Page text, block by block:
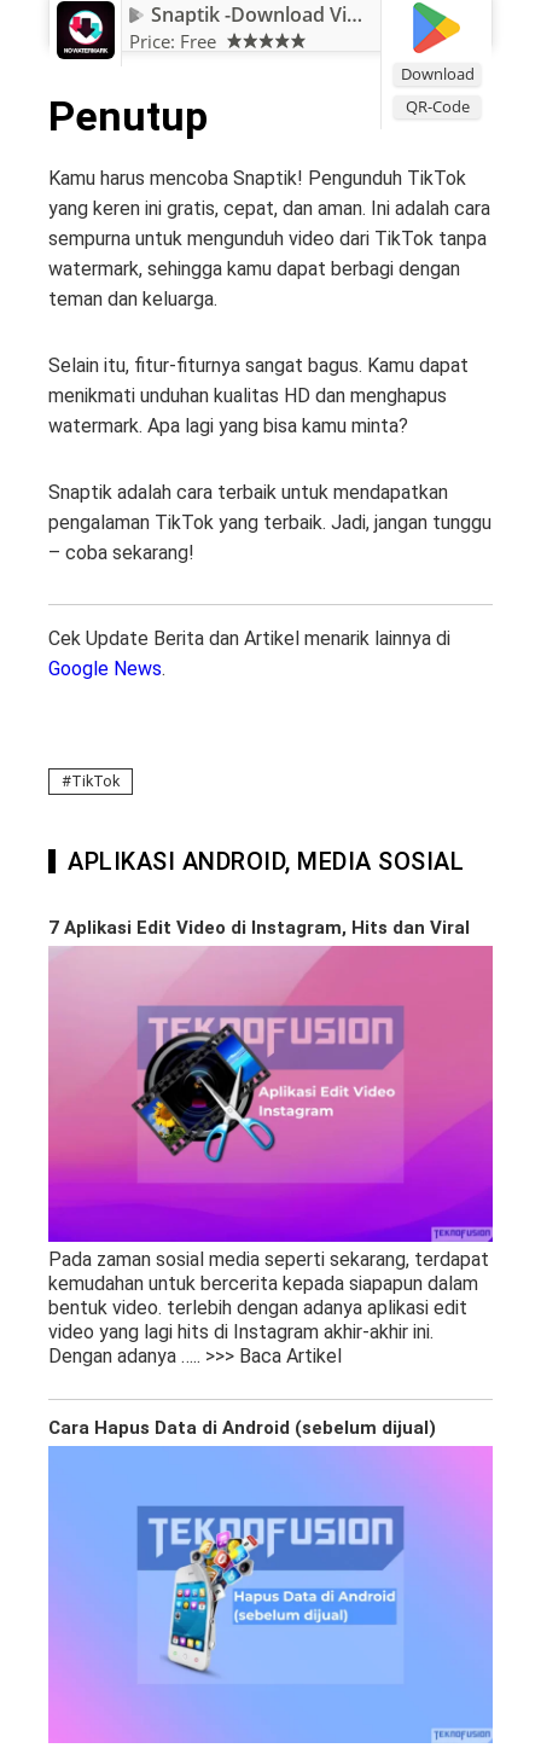
Download
QR-Code
Snaptik -Download Video Tiktok
Price: Free
Penutup
Kamu harus mencoba Snaptik! Pengunduh TikTok
yang keren ini gratis, cepat, dan aman. Ini adalah cara
sempurna untuk mengunduh video dari TikTok tanpa
watermark, sehingga kamu dapat berbagi dengan
teman dan keluarga.
Selain itu, fitur-fiturnya sangat bagus. Kamu dapat
menikmati unduhan kualitas HD dan menghapus
watermark. Apa lagi yang bisa kamu minta?
Snaptik adalah cara terbaik untuk mendapatkan
pengalaman TikTok yang terbaik. Jadi, jangan tunggu
– coba sekarang!
Cek Update Berita dan Artikel menarik lainnya di
Google News.
TikTok
APLIKASI ANDROID, MEDIA SOSIAL
7 Aplikasi Edit Video di Instagram, Hits dan Viral
Pada zaman sosial media seperti sekarang, terdapat
kemudahan untuk bercerita kepada siapapun dalam
bentuk video. terlebih dengan adanya aplikasi edit
video yang lagi hits di Instagram akhir-akhir ini.
Dengan adanya ….. >>> Baca Artikel
Cara Hapus Data di Android (sebelum dijual)